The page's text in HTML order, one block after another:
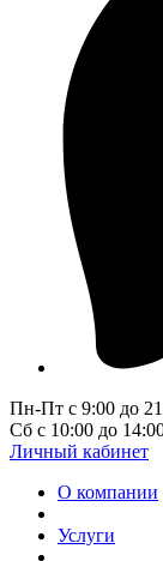
Пн-Пт с 9:00 до
Сб с 10:00 до
Личный кабинет
О компании
Услуги